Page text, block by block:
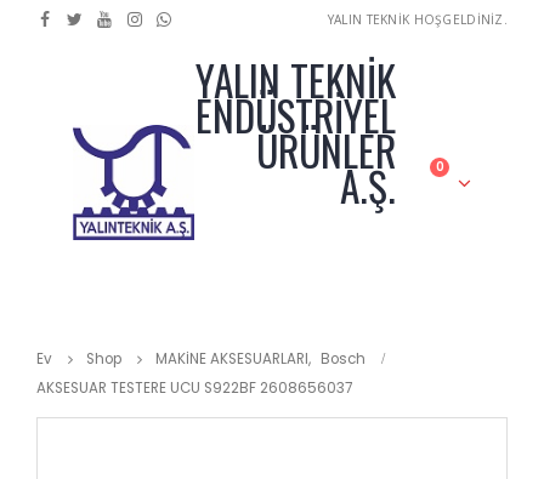
YALIN TEKNİK HOŞGELDİNİZ.
YALIN TEKNİK
ENDÜSTRİYEL
ÜRÜNLER
A.Ş. 0
Ev Shop MAKİNE AKSESUARLARI, Bosch
AKSESUAR TESTERE UCU S922BF 2608656037